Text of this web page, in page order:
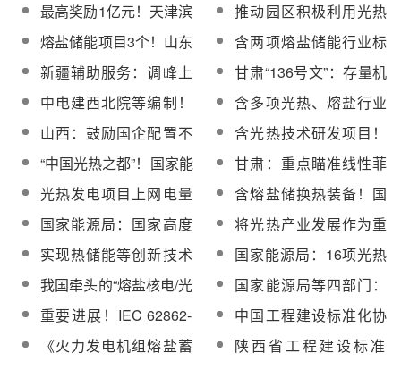
最高奖励1亿元！天津滨
海高新区支持光伏光热
等新能源、新材料、新
型电力企业
推动园区积极利用光热
等热能资源！国家级零
碳园区申报开启
熔盐储能项目3个！山东
2025年度新型储能入库
项目公示
含两项熔盐储能行业标
准！国家能源局发布一
批重点行业标准
新疆辅助服务：调峰上
限0.262元/kWh，独立
储能优先出清，调频上
限0.015元/kW
甘肃“136号文”：存量机
制电价0.3078元/kWh，
增量电量≤80%，执行
12年
中电建西北院等编制！
关于对风电光伏与光热
一体化发电项目两项行
业标准征求意见的通知
含多项光热、熔盐行业
标准！国家能源局公开
征求意见
山西：鼓励国企配置不
低于10%的股权，吸引
民营企业参与光热发电
项目建设
含光热技术研发项目！
西安科学技术局发布第
二批100项企业技术需
求
“中国光热之都”！国家能
源局支持海西州打造全
国光热产业发展高地
甘肃：重点瞄准线性菲
涅尔聚光器等光热产
品，加速产业链延链补
链强链
光热发电项目上网电量
全额纳入机制电量范
围！甘肃136号文方案
正式下发
含熔盐储换热装备！国
家能源局第五批能源领
域首台（套）重大技术
装备名单公示
国家能源局：国家高度
重视光热发电产业发
展，研究在新能源全面
入市下发挥光热对风光
出力优化调节机制政策
将光热产业发展作为重
点！国家能源局全国可
再生能源电力开发建设
（8月）调度视频会召开
实现热储能等创新技术
示范应用！两部门印发
《新型储能规模化建设
专项行动方案（2025—
2027年）》
国家能源局：16项光热
发电相关标准列入
《2025年能源领域行业
标准制定计划》
我国牵头的“熔盐核电/光
热电站高温腐蚀”国际标
准修订项目成功立项
国家能源局等四部门：
突破高效率、低成本30
万千瓦级光热发电成套
技术装备，进一步提升
重要进展！IEC 62862-
2-2熔融盐标准第六次工
作组会议西班牙成功召
中国工程建设标准化协
会标准《太阳能光热发
电站熔融盐管道支吊
《火力发电机组熔盐蓄
陕西省工程建设标准